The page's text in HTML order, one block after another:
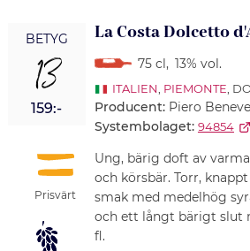
BETYG
13
159:-
Prisvärt
La Costa Dolcetto
75 cl, 13% vol.
ITALIEN PIEMONTE ,
Producent: Piero
Systembolaget: 94854
Ung, bärig doft av
och körsbär. Torr,
smak med medelhög
och ett långt bärigt slut
fl.